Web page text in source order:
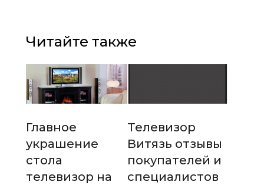
Читайте также
Главное
украшение
стола
телевизор на
Телевизор
Витязь отзывы
покупателей и
специалистов